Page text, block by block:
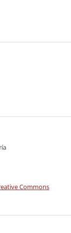
Commons